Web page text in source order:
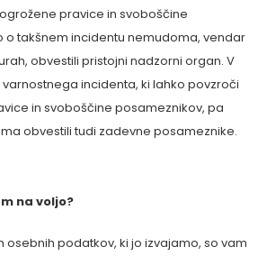
pravice in svoboščine
o takšnem incidentu nemudoma, vendar
obvestili pristojni nadzorni organ. V
incidenta, ki lahko povzroči
in svoboščine posameznikov, pa
obvestili tudi zadevne posameznike.
na voljo?
osebnih podatkov, ki jo izvajamo, so vam